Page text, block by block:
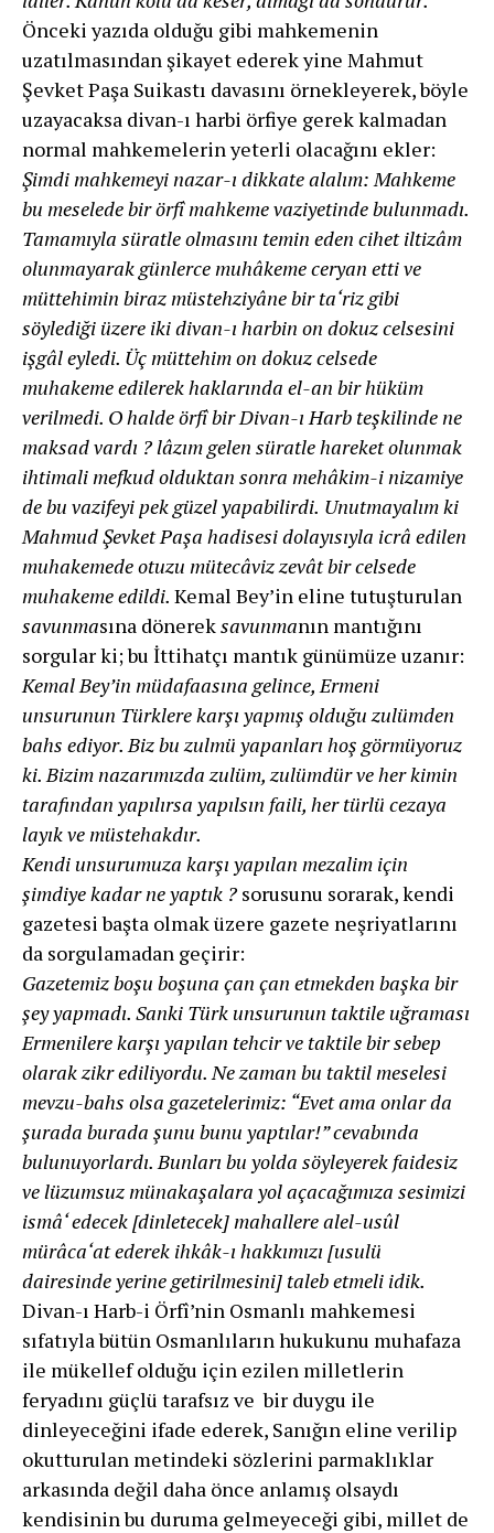
Önceki yazıda olduğu gibi mahkemenin
uzatılmasından şikayet ederek yine Mahmut
Şevket Paşa Suikastı davasını örnekleyerek, böyle
uzayacaksa divan-ı harbi örfiye gerek kalmadan
normal mahkemelerin yeterli olacağını ekler:
Şimdi mahkemeyi nazar-ı dikkate alalım: Mahkeme
bu meselede bir örfî mahkeme vaziyetinde bulunmadı.
Tamamıyla süratle olmasını temin eden cihet iltizâm
olunmayarak günlerce muhâkeme ceryan etti ve
müttehimin biraz müstehziyâne bir ta‘riz gibi
söylediği üzere iki divan-ı harbin on dokuz celsesini
işgâl eyledi. Üç müttehim on dokuz celsede
muhakeme edilerek haklarında el-an bir hüküm
verilmedi. O halde örfî bir Divan-ı Harb teşkilinde ne
maksad vardı ? lâzım gelen süratle hareket olunmak
ihtimali mefkud olduktan sonra mehâkim-i nizamiye
de bu vazifeyi pek güzel yapabilirdi. Unutmayalım ki
Mahmud Şevket Paşa hadisesi dolayısıyla icrâ edilen
muhakemede otuzu mütecâviz zevât bir celsede
muhakeme edildi. Kemal Bey’in eline tutuşturulan
savunmasına dönereksavunmanın mantığını
sorgular ki; bu İttihatçı mantık günümüze uzanır:
Kemal Bey’in müdafaasına gelince, Ermeni
unsurunun Türklere karşı yapmış olduğu zulümden
bahs ediyor. Biz bu zulmü yapanları hoş görmüyoruz
ki. Bizim nazarımızda zulüm, zulümdür ve her kimin
tarafından yapılırsa yapılsın faili, her türlü cezaya
layık ve müstehakdır.
Kendi unsurumuza karşı yapılan mezalim için
şimdiye kadar ne yaptık ? sorusunu sorarak, kendi
gazetesi başta olmak üzere gazete neşriyatlarını
da sorgulamadan geçirir:
Gazetemiz boşu boşuna çan çan etmekden başka bir
şey yapmadı. Sanki Türk unsurunun taktile uğraması
Ermenilere karşı yapılan tehcir ve taktile bir sebep
olarak zikr ediliyordu. Ne zaman bu taktil meselesi
mevzu-bahs olsa gazetelerimiz: “Evet ama onlar da
şurada burada şunu bunu yaptılar!” cevabında
bulunuyorlardı. Bunları bu yolda söyleyerek faidesiz
ve lüzumsuz münakaşalara yol açacağımıza sesimizi
ismâ‘ edecek [dinletecek] mahallere alel-usûl
mürâca‘at ederek ihkâk-ı hakkımızı [usulü
dairesinde yerine getirilmesini] taleb etmeli idik.
Divan-ı Harb-i Örfî’nin Osmanlı mahkemesi
sıfatıyla bütün Osmanlıların hukukunu muhafaza
ile mükellef olduğu için ezilen milletlerin
feryadını güçlü tarafsız ve bir duygu ile
dinleyeceğini ifade ederek, Sanığın eline verilip
okutturulan metindeki sözlerini parmaklıklar
arkasında değil daha önce anlamış olsaydı
kendisinin bu duruma gelmeyeceği gibi, millet de